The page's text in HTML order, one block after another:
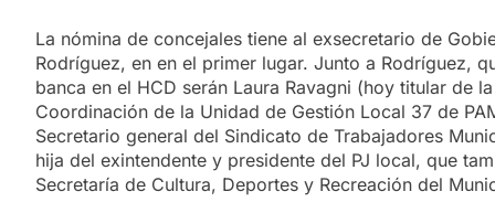
La nómina de concejales tiene al exsecretario de
Rodríguez, en en el primer lugar. Junto a Rodríguez,
banca en el HCD serán Laura Ravagni (hoy titular de
Coordinación de la Unidad de Gestión Local 37 de
Secretario general del Sindicato de Trabajadores
hija del exintendente y presidente del PJ local, que
Secretaría de Cultura, Deportes y Recreación del